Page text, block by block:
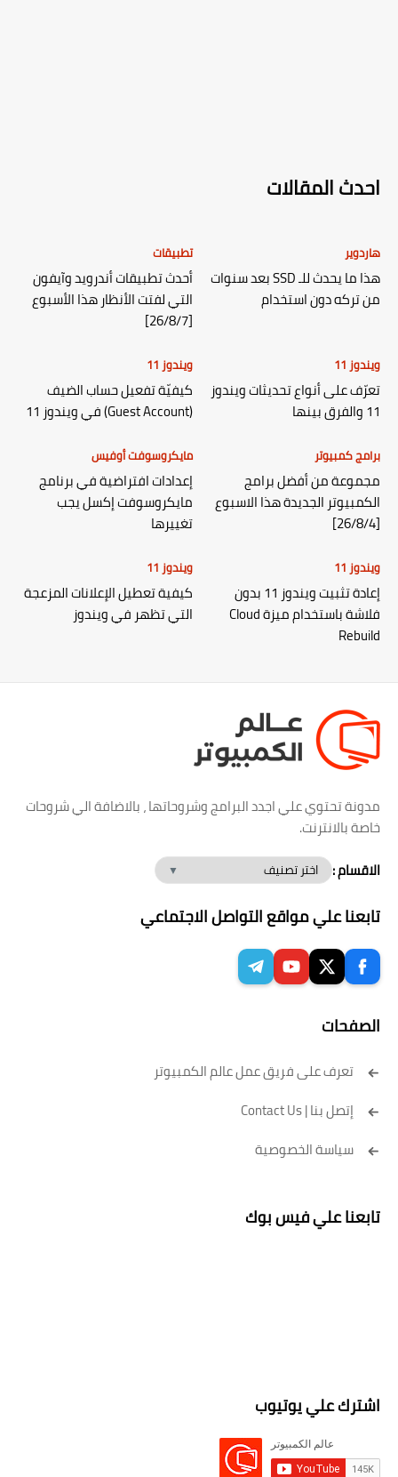
احدث المقالات
هاردوير
هذا ما يحدث للـ SSD بعد سنوات
من تركه دون استخدام
تطبيقات
أحدث تطبيقات أندرويد وآيفون
التي لفتت الأنظار هذا الأسبوع
[26/8/7]
ويندوز 11
تعرّف على أنواع تحديثات ويندوز
11 والفرق بينها
ويندوز 11
كيفيّة تفعيل حساب الضيف
(Guest Account) في ويندوز 11
برامج كمبيوتر
مجموعة من أفضل برامج
الكمبيوتر الجديدة هذا الاسبوع
[26/8/4]
مايكروسوفت أوفيس
إعدادات افتراضية في برنامج
مايكروسوفت إكسل يجب
تغييرها
ويندوز 11
إعادة تثبيت ويندوز 11 بدون
فلاشة باستخدام ميزة Cloud
Rebuild
ويندوز 11
كيفية تعطيل الإعلانات المزعجة
التي تظهر في ويندوز
مدونة تحتوي علي اجدد البرامج وشروحاتها ، بالاضافة الي شروحات
خاصة بالانترنت.
الاقسام :
تابعنا علي مواقع التواصل الاجتماعي
الصفحات
تعرف على فريق عمل عالم الكمبيوتر
إتصل بنا | Contact Us
سياسة الخصوصية
تابعنا علي فيس بوك
اشترك علي يوتيوب